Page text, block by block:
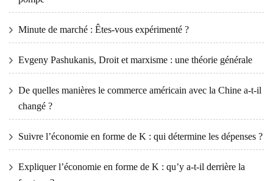
Minute de marché : Êtes-vous expérimenté ?
Evgeny Pashukanis, Droit et marxisme : une théorie générale
De quelles manières le commerce américain avec la Chine a-t-il
changé ?
Suivre l’économie en forme de K : qui détermine les dépenses ?
Expliquer l’économie en forme de K : qu’y a-t-il derrière la